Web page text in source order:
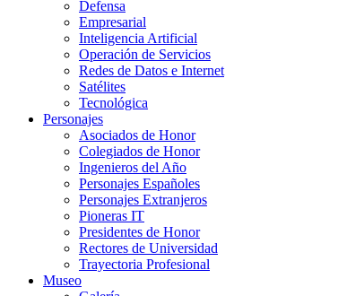
Defensa
Empresarial
Inteligencia Artificial
Operación de Servicios
Redes de Datos e Internet
Satélites
Tecnológica
Personajes
Asociados de Honor
Colegiados de Honor
Ingenieros del Año
Personajes Españoles
Personajes Extranjeros
Pioneras IT
Presidentes de Honor
Rectores de Universidad
Trayectoria Profesional
Museo